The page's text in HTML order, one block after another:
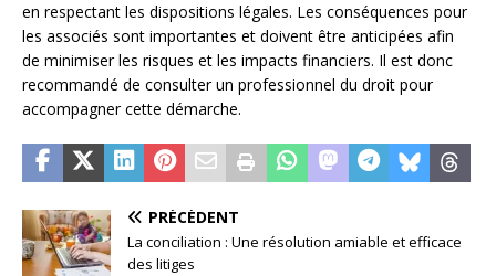
en respectant les dispositions légales. Les conséquences pour
les associés sont importantes et doivent être anticipées afin
de minimiser les risques et les impacts financiers. Il est donc
recommandé de consulter un professionnel du droit pour
accompagner cette démarche.
PRÉCÉDENT
La conciliation : Une résolution amiable et efficace
des litiges